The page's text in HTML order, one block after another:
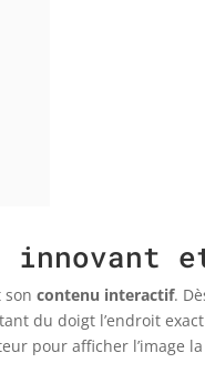
innovant
soncontenu interactif.
du doigt l’endroit
pour afficher l’image